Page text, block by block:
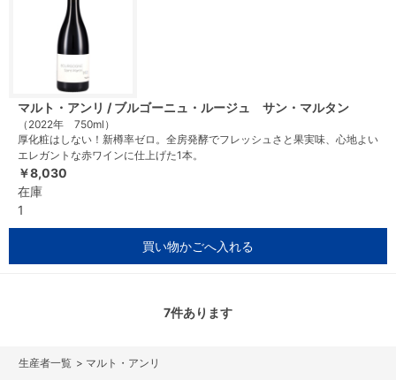
マルト・アンリ / ブルゴーニュ・ルージュ サン・マルタン
（2022年 750ml）
厚化粧はしない！新樽率ゼロ。全房発酵でフレッシュさと果実味、心地よい
エレガントな赤ワインに仕上げた1本。
￥8,030
在庫
1
買い物かごへ入れる
7件あります
> マルト・アンリ